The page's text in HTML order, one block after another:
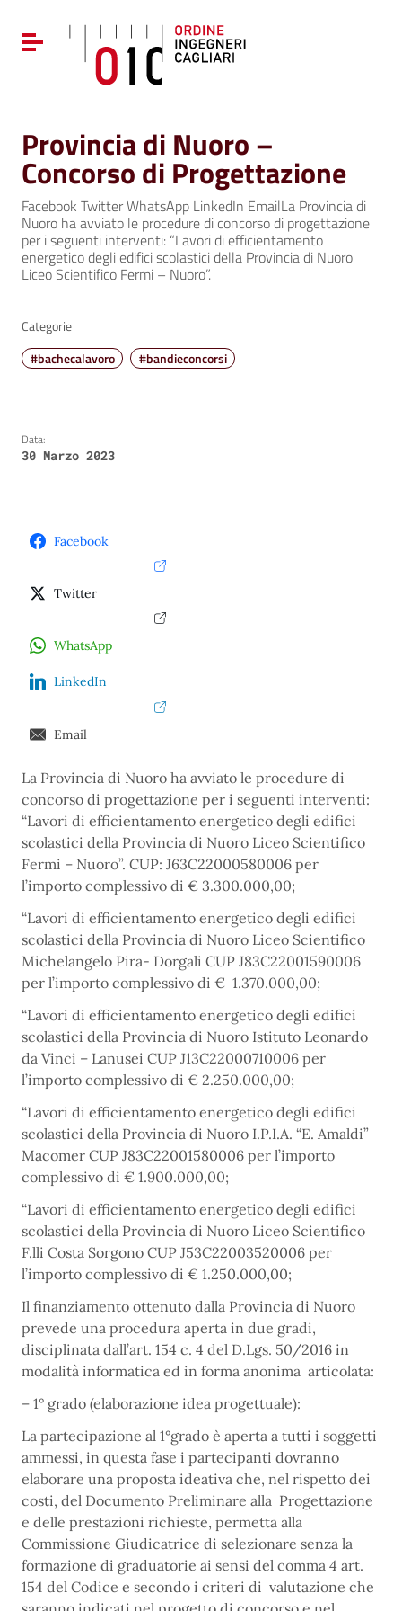
Vai al menu di navigazione
Vai al footer
Attiva / disattiva la navigazione
Provincia di Nuoro –
Concorso di Progettazione
Facebook Twitter WhatsApp LinkedIn EmailLa Provincia di
Nuoro ha avviato le procedure di concorso di progettazione
per i seguenti interventi: “Lavori di efficientamento
energetico degli edifici scolastici della Provincia di Nuoro
Liceo Scientifico Fermi – Nuoro”.
Categorie
#bachecalavoro
#bandieconcorsi
Data:
30 Marzo 2023
Facebook
Twitter
WhatsApp
LinkedIn
Email
La Provincia di Nuoro ha avviato le procedure di
concorso di progettazione per i seguenti interventi:
“Lavori di efficientamento energetico degli edifici
scolastici della Provincia di Nuoro Liceo Scientifico
Fermi – Nuoro”. CUP: J63C22000580006 per
l’importo complessivo di € 3.300.000,00;
“Lavori di efficientamento energetico degli edifici
scolastici della Provincia di Nuoro Liceo Scientifico
Michelangelo Pira- Dorgali CUP J83C22001590006
per l’importo complessivo di € 1.370.000,00;
“Lavori di efficientamento energetico degli edifici
scolastici della Provincia di Nuoro Istituto Leonardo
da Vinci – Lanusei CUP J13C22000710006 per
l’importo complessivo di € 2.250.000,00;
“Lavori di efficientamento energetico degli edifici
scolastici della Provincia di Nuoro I.P.I.A. “E. Amaldi”
Macomer CUP J83C22001580006 per l’importo
complessivo di € 1.900.000,00;
“Lavori di efficientamento energetico degli edifici
scolastici della Provincia di Nuoro Liceo Scientifico
F.lli Costa Sorgono CUP J53C22003520006 per
l’importo complessivo di € 1.250.000,00;
Il finanziamento ottenuto dalla Provincia di Nuoro
prevede una procedura aperta in due gradi,
disciplinata dall’art. 154 c. 4 del D.Lgs. 50/2016 in
modalità informatica ed in forma anonima articolata:
– 1° grado (elaborazione idea progettuale):
La partecipazione al 1°grado è aperta a tutti i soggetti
ammessi, in questa fase i partecipanti dovranno
elaborare una proposta ideativa che, nel rispetto dei
costi, del Documento Preliminare alla Progettazione
e delle prestazioni richieste, permetta alla
Commissione Giudicatrice di selezionare senza la
formazione di graduatorie ai sensi del comma 4 art.
154 del Codice e secondo i criteri di valutazione che